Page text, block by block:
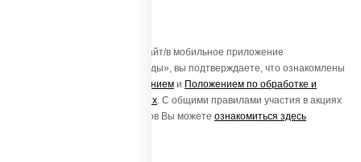
Осуществляя вход на этот Сайт/в мобильное приложение
«ПиццаСушиВок - доставка еды», вы подтверждаете, что ознакомлены
Пользовательским соглашением и Положением по обработке и
защите персональных данных . С общими правилами участия в акциях
и порядке получения подарков Вы можете ознакомиться здесь